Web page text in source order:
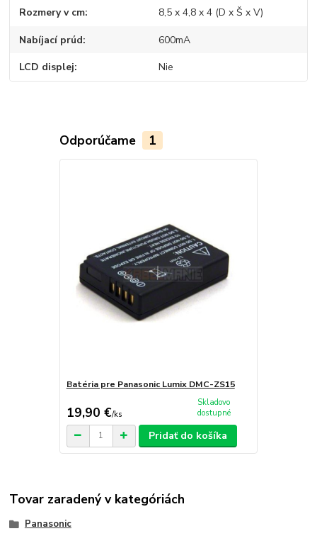
Rozmery v cm 8,5 x 4,8 x 4 (D x Š x V)
Nabíjací prúd 600mA
LCD displej Nie
Odporúčame 1
Batéria pre Panasonic Lumix DMC-ZS15
19,90 €/ks
Skladovo
dostupné
Pridať do košíka
Tovar zaradený v kategóriách
Panasonic